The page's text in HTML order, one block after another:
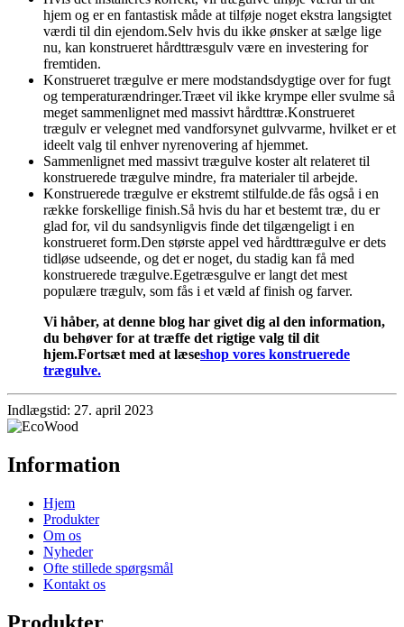
hjem og er en fantastisk måde at tilføje noget ekstra langsigtet
værdi til din ejendom.Selv hvis du ikke ønsker at sælge lige
nu, kan konstrueret hårdttræsgulv være en investering for
fremtiden.
Konstrueret trægulve er mere modstandsdygtige over for fugt
og temperaturændringer.Træet vil ikke krympe eller svulme så
meget sammenlignet med massivt hårdttræ.Konstrueret
trægulv er velegnet med vandforsynet gulvvarme, hvilket er et
ideelt valg til enhver nyrenovering af hjemmet.
Sammenlignet med massivt trægulve koster alt relateret til
konstruerede trægulve mindre, fra materialer til arbejde.
Konstruerede trægulve er ekstremt stilfulde.de fås også i en
række forskellige finish.Så hvis du har et bestemt træ, du er
glad for, vil du sandsynligvis finde det tilgængeligt i en
konstrueret form.Den største appel ved hårdttrægulve er dets
tidløse udseende, og det er noget, du stadig kan få med
konstruerede trægulve.Egetræsgulve er langt det mest
populære trægulv, som fås i et væld af finish og farver.
Vi håber, at denne blog har givet dig al den information,
du behøver for at træffe det rigtige valg til dit
hjem.Fortsæt med at læseshop vores konstruerede
trægulve.
Indlægstid: 27. april 2023
Information
Hjem
Produkter
Om os
Nyheder
Ofte stillede spørgsmål
Kontakt os